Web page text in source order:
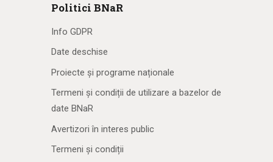
Politici BNaR
Info GDPR
Date deschise
Proiecte și programe naționale
Termeni și condiții de utilizare a bazelor de
date BNaR
Avertizori în interes public
Termeni și condiții